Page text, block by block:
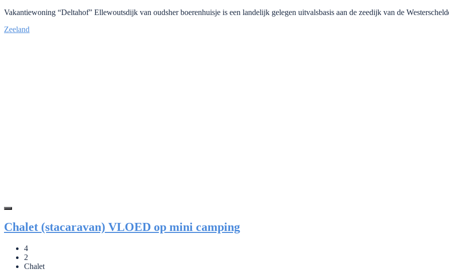
Vakantiewoning “Deltahof” Ellewoutsdijk van oudsher boerenhuisje is een landelijk gelegen uitvalsbasis aan de zeedijk van de
Zeeland
Chalet (stacaravan) VLOED op mini camping
4
2
Chalet